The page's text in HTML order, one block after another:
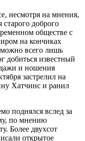
несмотря на мнения,
старого доброго
обществе с
на кончиках
всего лишь
добиться известный
и ношения
застрелил на
Хатчинс и ранил
поднялся вслед за
по мнению
Более двухсот
открытое